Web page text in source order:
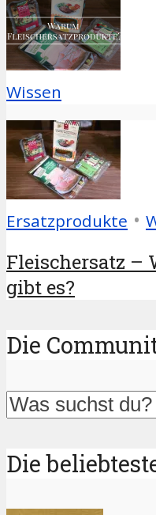
Wissen
Ersatzprodukte •
Fleischersatz –
gibt es?
Die
Die